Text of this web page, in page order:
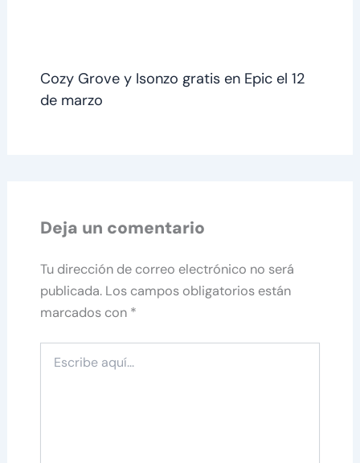
Cozy Grove y Isonzo gratis en Epic el 12
de marzo
Deja un comentario
Tu dirección de correo electrónico no será
publicada. Los campos obligatorios están
marcados con *
aquí...